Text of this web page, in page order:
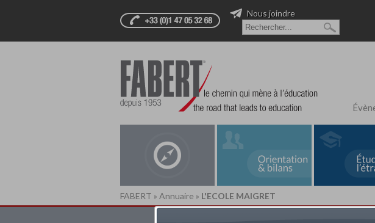
Nous joindre
FABERT » Annuaire » L'ECOLE MAIGRET